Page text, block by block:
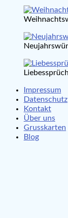
Impressum
Datenschutz
Kontakt
Über uns
Grusskarten
Blog